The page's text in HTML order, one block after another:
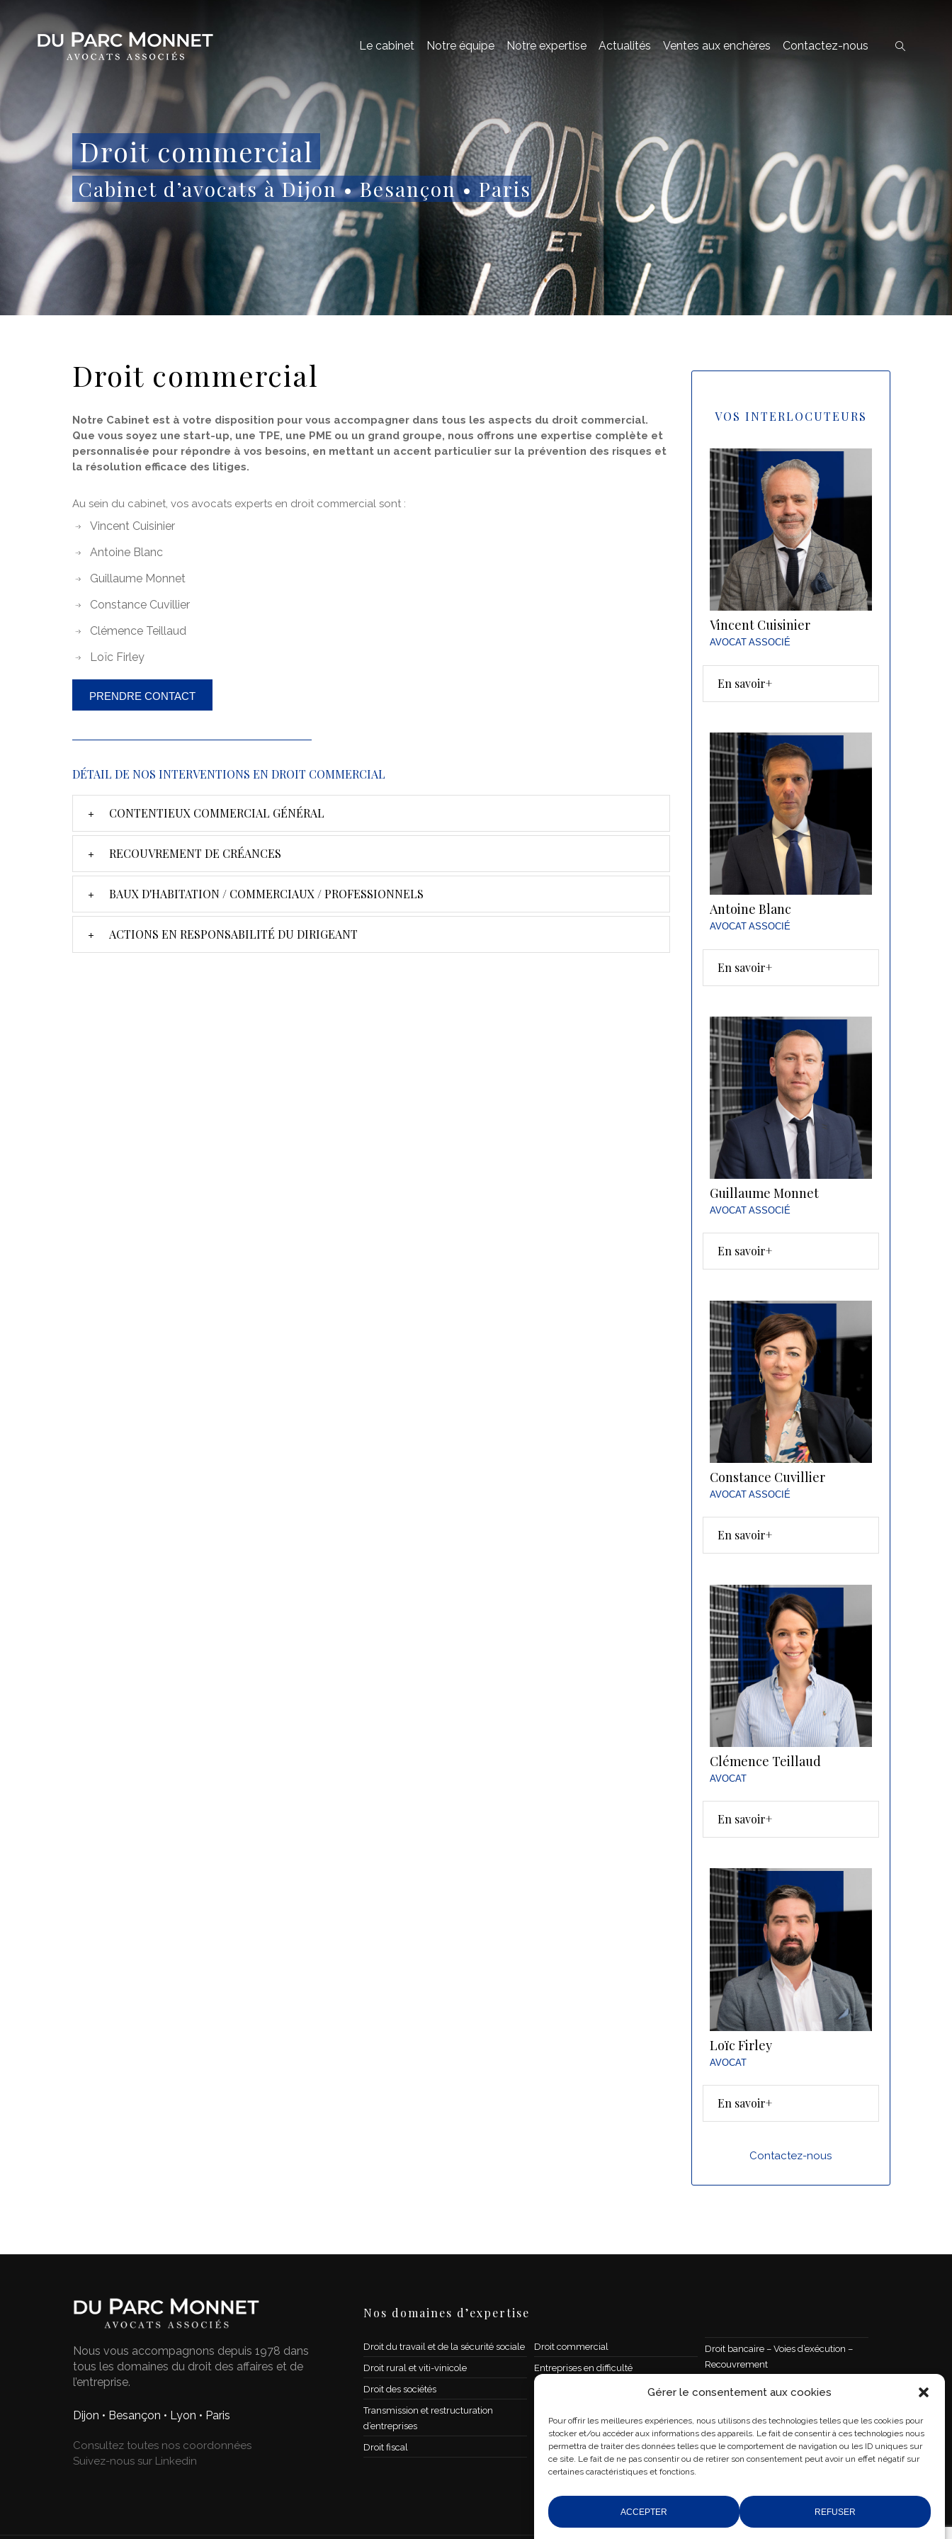
Gérer le consentement aux cookies
Pour offrir les meilleures expériences, nous utilisons des technologies telles que les cookies pour
stocker et/ou accéder aux informations des appareils. Le fait de consentir à ces technologies nous
permettra de traiter des données telles que le comportement de navigation ou les ID uniques sur
ce site. Le fait de ne pas consentir ou de retirer son consentement peut avoir un effet négatif sur
certaines caractéristiques et fonctions.
ACCEPTER REFUSER
Le cabinet Notre équipe Notre expertise Actualités Ventes aux enchères Contactez-nous
Droit commercial
Cabinet d’avocats à Dijon • Besançon • Paris
Droit commercial
Notre Cabinet est à votre disposition pour vous accompagner dans tous les aspects du droit commercial.
Que vous soyez une start-up, une TPE, une PME ou un grand groupe, nous offrons une expertise complète et
personnalisée pour répondre à vos besoins, en mettant un accent particulier sur la prévention des risques et
la résolution efficace des litiges.
Au sein du cabinet, vos avocats experts en droit commercial sont :
Vincent Cuisinier
Antoine Blanc
Guillaume Monnet
Constance Cuvillier
Clémence Teillaud
Loïc Firley
PRENDRE CONTACT
DÉTAIL DE NOS INTERVENTIONS EN DROIT COMMERCIAL
CONTENTIEUX COMMERCIAL GÉNÉRAL
RECOUVREMENT DE CRÉANCES
BAUX D'HABITATION / COMMERCIAUX / PROFESSIONNELS
ACTIONS EN RESPONSABILITÉ DU DIRIGEANT
VOS INTERLOCUTEURS
Vincent Cuisinier
AVOCAT ASSOCIÉ
En savoir+
Antoine Blanc
AVOCAT ASSOCIÉ
En savoir+
Guillaume Monnet
AVOCAT ASSOCIÉ
En savoir+
Constance Cuvillier
AVOCAT ASSOCIÉ
En savoir+
Clémence Teillaud
AVOCAT
En savoir+
Loïc Firley
AVOCAT
En savoir+
Contactez-nous
Nous vous accompagnons depuis 1978 dans
tous les domaines du droit des affaires et de
l’entreprise.
Dijon • Besançon • Lyon • Paris
Consultez toutes nos coordonnées
Suivez-nous sur Linkedin
Nos domaines d’expertise
Droit du travail et de la sécurité sociale
Droit rural et viti-vinicole
Droit des sociétés
Transmission et restructuration
d’entreprises
Droit fiscal
Droit commercial
Entreprises en difficulté
Propriété intellectuelle et droit de
Contrat, concurrence, distribution
Droit immobilier / droit de la
construction
Droit bancaire – Voies d’exécution –
Recouvrement
Droit public
Droit de la santé
Droit pénal